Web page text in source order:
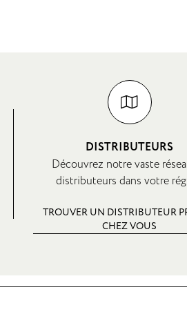
DISTRIBUTEURS
Découvrez notre vaste
distributeurs dans votre
TROUVER UN DISTRIBUTEUR
CHEZ VOUS